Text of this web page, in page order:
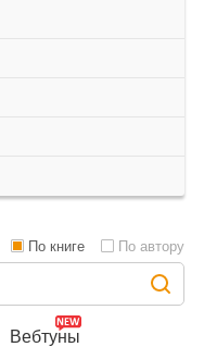
Вебтуны
По книге По автору